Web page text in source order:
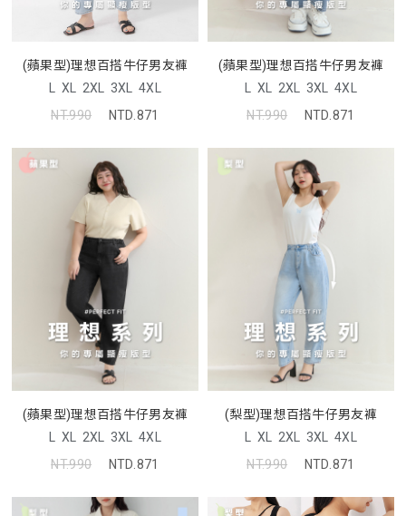
(蘋果型)理想百搭牛仔男友褲
L XL 2XL 3XL 4XL
NT.990
NTD.871
(蘋果型)理想百搭牛仔男友褲
L XL 2XL 3XL 4XL
NT.990
NTD.871
(蘋果型)理想百搭牛仔男友褲
L XL 2XL 3XL 4XL
NT.990
NTD.871
(梨型)理想百搭牛仔男友褲
L XL 2XL 3XL 4XL
NT.990
NTD.871